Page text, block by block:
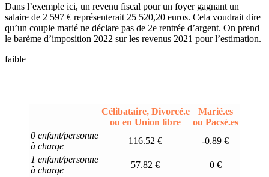
Dans l’exemple ici, un revenu fiscal pour un foyer gagnant un
salaire de 2 597 € représenterait 25 520,20 euros. Cela voudrait dire
qu’un couple marié ne déclare pas de 2e rentrée d’argent. On prend
le barème d’imposition 2022 sur les revenus 2021 pour l’estimation.
faible
Célibataire, Divorcé.e
ou en Union libre
Marié.es
ou Pacsé.es
0 enfant/personne
à charge
116.52 €
-0.89 €
1 enfant/personne
à charge
57.82 €
0 €